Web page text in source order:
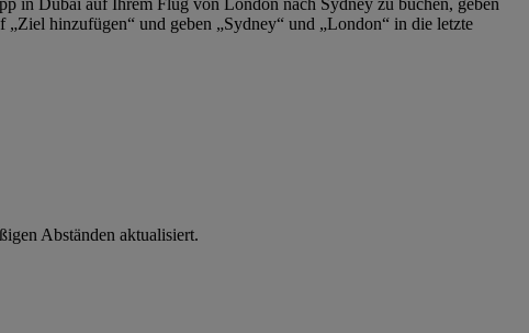
in Dubai auf Ihrem Flug von London nach Sydney zu buchen, geben
hinzufügen“ und geben „Sydney“ und „London“ in die letzte
Abständen aktualisiert.